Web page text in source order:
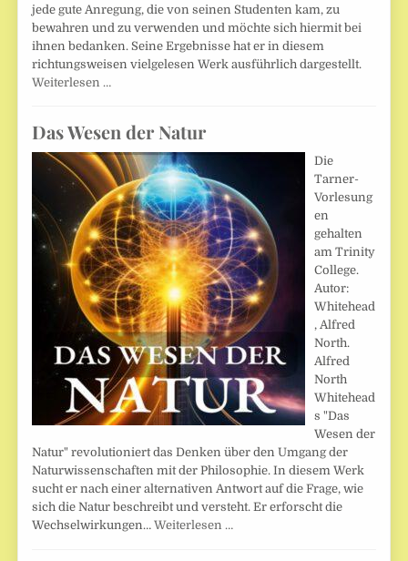
jede gute Anregung, die von seinen Studenten kam, zu
bewahren und zu verwenden und möchte sich hiermit bei
ihnen bedanken. Seine Ergebnisse hat er in diesem
richtungsweisen vielgelesen Werk ausführlich dargestellt.
Weiterlesen …
Das Wesen der Natur
Die
Tarner-
Vorlesung
en
gehalten
am Trinity
College.
Autor:
Whitehead
, Alfred
North.
Alfred
North
Whitehead
s "Das
Wesen der
Natur" revolutioniert das Denken über den Umgang der
Naturwissenschaften mit der Philosophie. In diesem Werk
sucht er nach einer alternativen Antwort auf die Frage, wie
sich die Natur beschreibt und versteht. Er erforscht die
Wechselwirkungen…Weiterlesen …